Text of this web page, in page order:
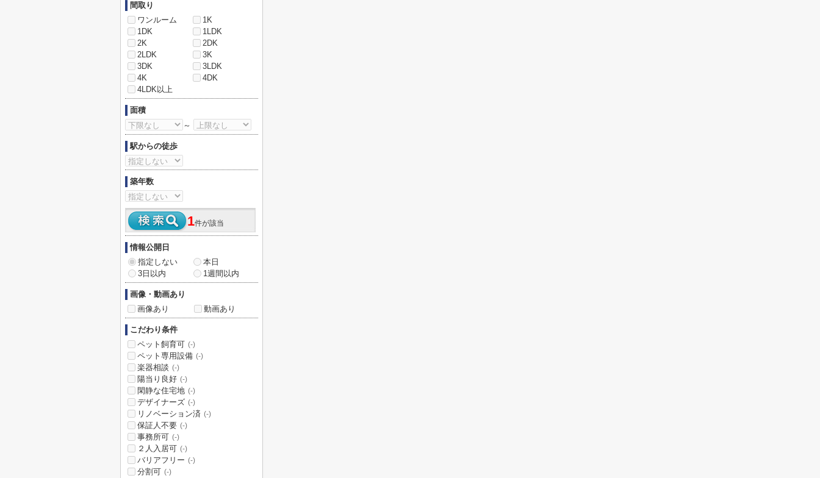
間取り
ワンルーム
1K
1DK
1LDK
2K
2DK
2LDK
3K
3DK
3LDK
4K
4DK
4LDK以上
面積
～
駅からの徒歩
築年数
1件が該当
情報公開日
指定しない
本日
3日以内
1週間以内
画像・動画あり
画像あり
動画あり
こだわり条件
ペット飼育可 (-)
ペット専用設備 (-)
楽器相談 (-)
陽当り良好 (-)
閑静な住宅地 (-)
デザイナーズ (-)
リノベーション済 (-)
保証人不要 (-)
事務所可 (-)
２人入居可 (-)
バリアフリー (-)
分割可 (-)